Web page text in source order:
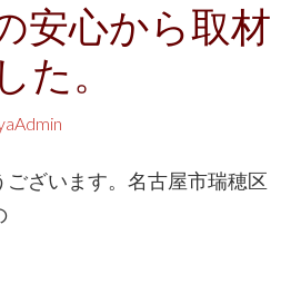
安心から取材
た。
ざいます。名古屋市瑞穂区